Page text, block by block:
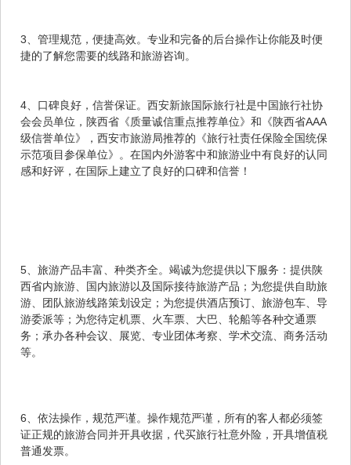
3、管理规范，便捷高效。专业和完备的后台操作让你能及时便
捷的了解您需要的线路和旅游咨询。
4、口碑良好，信誉保证。西安新旅国际旅行社是中国旅行社协
会会员单位，陕西省《质量诚信重点推荐单位》和《陕西省AAA
级信誉单位》，西安市旅游局推荐的《旅行社责任保险全国统保
示范项目参保单位》。在国内外游客中和旅游业中有良好的认同
感和好评，在国际上建立了良好的口碑和信誉！
5、旅游产品丰富、种类齐全。竭诚为您提供以下服务：提供陕
西省内旅游、国内旅游以及国际接待旅游产品；为您提供自助旅
游、团队旅游线路策划设定；为您提供酒店预订、旅游包车、导
游委派等；为您待定机票、火车票、大巴、轮船等各种交通票
务；承办各种会议、展览、专业团体考察、学术交流、商务活动
等。
6、依法操作，规范严谨。操作规范严谨，所有的客人都必须签
证正规的旅游合同并开具收据，代买旅行社意外险，开具增值税
普通发票。